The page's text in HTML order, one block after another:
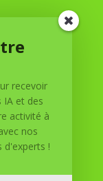
confiance
de votre
pour
recevoir
IA et des
activité à
nos
d'experts !